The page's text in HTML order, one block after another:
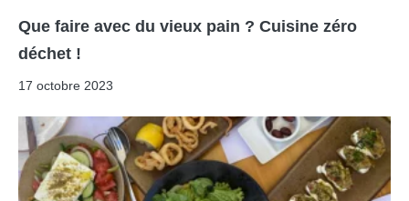
Que faire avec du vieux pain ? Cuisine zéro
déchet !
17 octobre 2023